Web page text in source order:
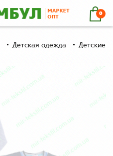
0
Детская одежда Детские